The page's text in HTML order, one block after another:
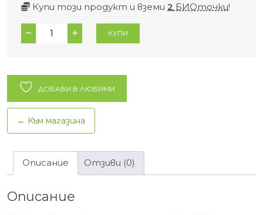
Купи този продукт и вземи 2 БИОточки!
количество
за
мюсли
с
КУПИ
ДОБАВИ В ЛЮБИМИ
← Към магазина
Описание Отзиви (0)
Описание